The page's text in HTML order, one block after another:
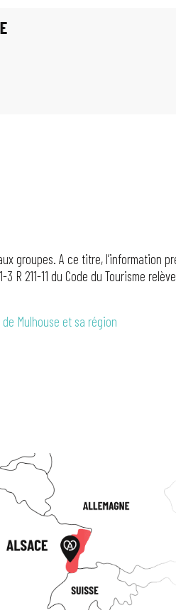
groupes. A ce titre, l’information
211-11 du Code du Tourisme
de Mulhouse et sa région